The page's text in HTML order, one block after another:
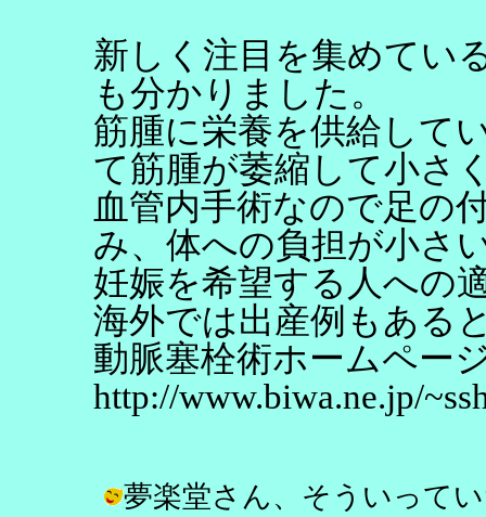
新しく注目を集めてい
も分かりました。
筋腫に栄養を供給して
て筋腫が萎縮して小さ
血管内手術なので足の
み、体への負担が小さ
妊娠を希望する人への
海外では出産例もある
動脈塞栓術ホームペー
http://www.biwa.ne.jp/
夢楽堂さん、そういって